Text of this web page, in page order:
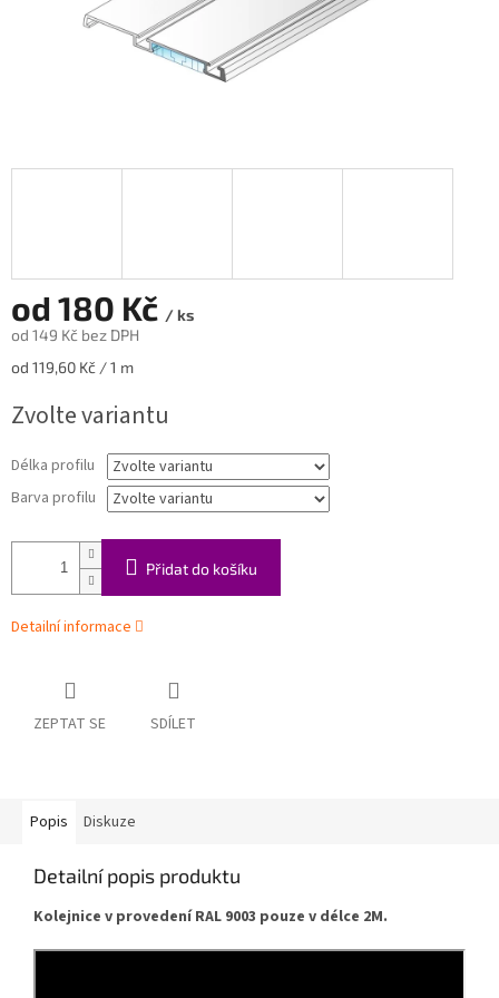
od 180 Kč / ks
od 149 Kč bez DPH
Měrná
od 119,60 Kč / 1 m
Zvolte variantu
Délka profilu
Barva profilu
Přidat do košíku
Detailní informace
ZEPTAT SE SDÍLET
Popis Diskuze
Detailní popis produktu
Kolejnice v provedení RAL 9003 pouze v délce 2M.